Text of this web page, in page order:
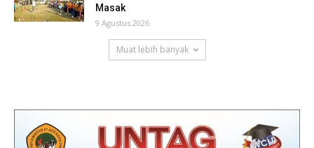
Masak
9 Agustus 2026
Muat lebih banyak